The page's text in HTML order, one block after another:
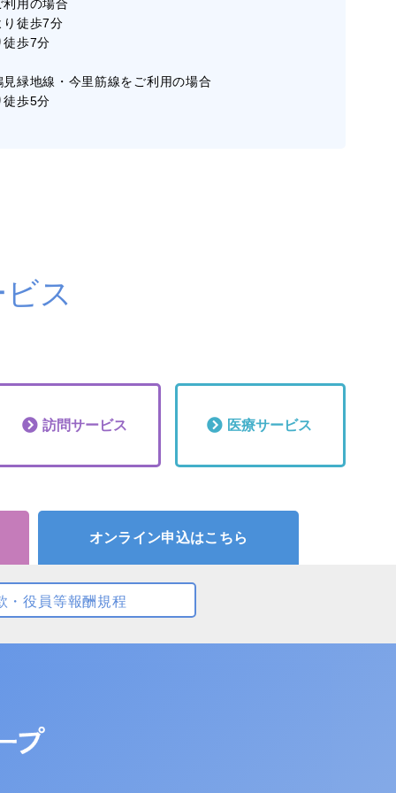
オンライン申込はこちら
用の場合
り徒歩7分
徒歩7分
緑地線・今里筋線をご利用の場合
徒歩5分
ス
訪問サービス 医療サービス
・役員等報酬規程